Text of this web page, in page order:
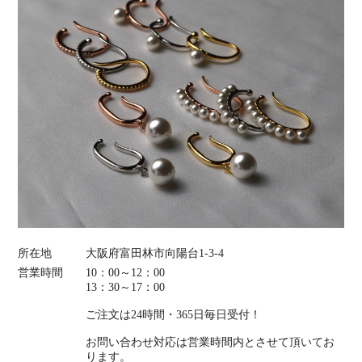
所在地
大阪府富田林市向陽台1-3-4
営業時間
10：00～12：00
13：30～17：00
ご注文は24時間・365日毎日受付！
お問い合わせ対応は営業時間内とさせて頂いてお
ります。